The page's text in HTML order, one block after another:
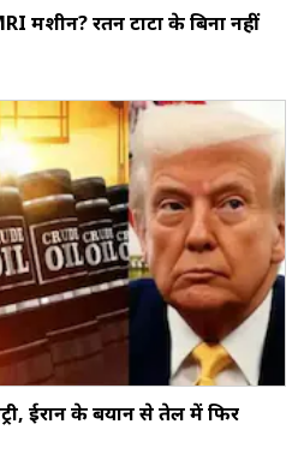
मशीन? रतन टाटा के बिना नहीं
ईरान के बयान से तेल में फिर